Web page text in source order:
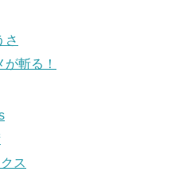
さ
斬る！
ス